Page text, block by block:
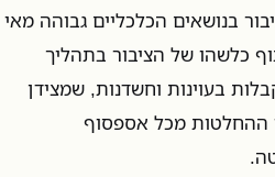
בנושאים הכלכליים גבוהה מאי
כלשהו של הציבור בתהליך
בעוינות וחשדנות, שמצידן
ההחלטות מכל אספסוף